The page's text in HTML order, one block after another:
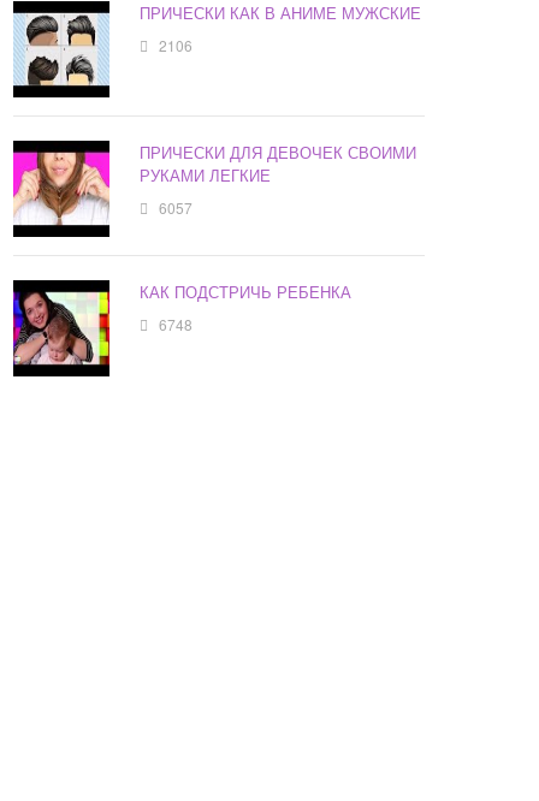
ПРИЧЕСКИ КАК В АНИМЕ МУЖСКИЕ
2106
ПРИЧЕСКИ ДЛЯ ДЕВОЧЕК СВОИМИ
РУКАМИ ЛЕГКИЕ
6057
КАК ПОДСТРИЧЬ РЕБЕНКА
6748